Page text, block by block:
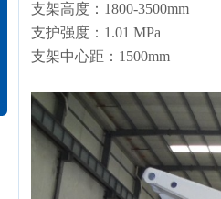
支架高度：1800-3500mm
支护强度：1.01 MPa
支架中心距：1500mm